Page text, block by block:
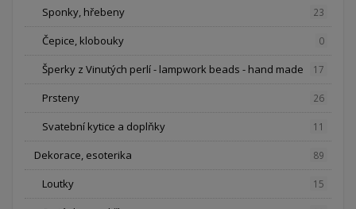
Sponky, hřebeny 23
Čepice, klobouky 0
Šperky z Vinutých perlí - lampwork beads - hand made 17
Prsteny 26
Svatební kytice a doplňky 11
Dekorace, esoterika 89
Loutky 15